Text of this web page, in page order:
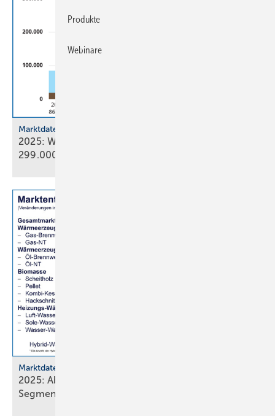
Marktdaten
2025: Wärmepumpenabsatz steigt um 55 % auf
299.000
Marktdaten
2025: Absatz von Heiztechnik in 8 von 16
Segmenten im
Produkte
Webinare